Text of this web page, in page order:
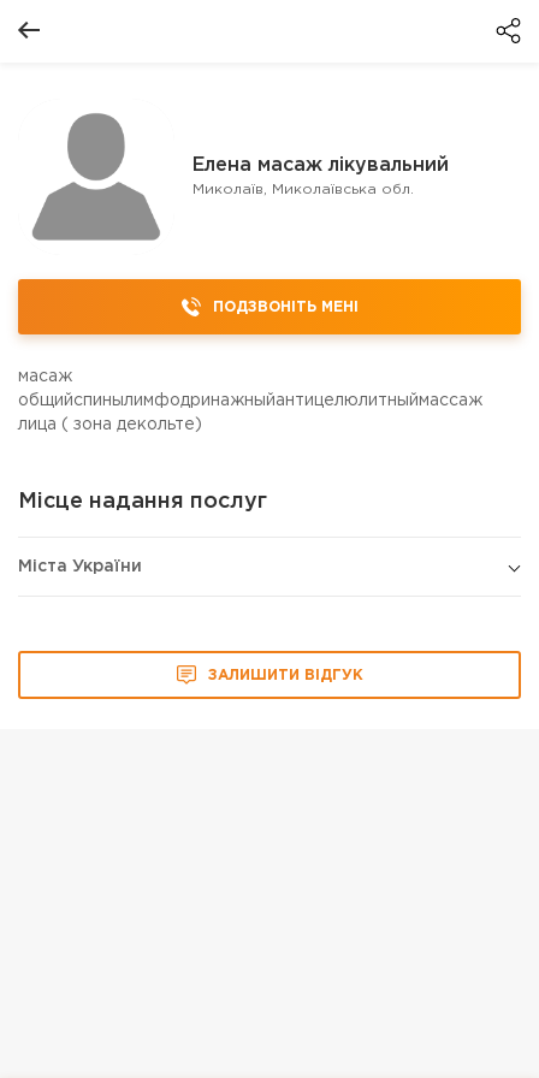
Елена масаж лікувальний
Миколаїв, Миколаївська обл.
ПОДЗВОНІТЬ МЕНІ
масаж
общийспинылимфодринажныйантицелюлитныймассаж
лица ( зона декольте)
Місце надання послуг
Міста України
ЗАЛИШИТИ ВІДГУК